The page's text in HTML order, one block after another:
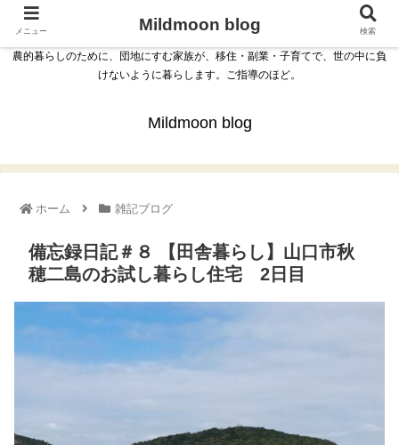
農的暮らしのために、団地にすむ家族が、移住・副業・子育てで、世の中に負
けないように暮らします。ご指導のほど。
Mildmoon blog
ホーム 雑記ブログ
備忘録日記＃８ 【田舎暮らし】山口市秋
穂二島のお試し暮らし住宅 2日目
メニュー Mildmoon blog 検索